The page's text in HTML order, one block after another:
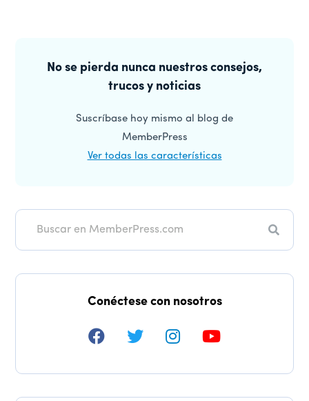
lateralNo se pierda nunca nuestros consejos,
trucos y noticias
Suscríbase hoy mismo al blog de
MemberPress
Ver todas las características
Buscar
Conéctese con nosotros